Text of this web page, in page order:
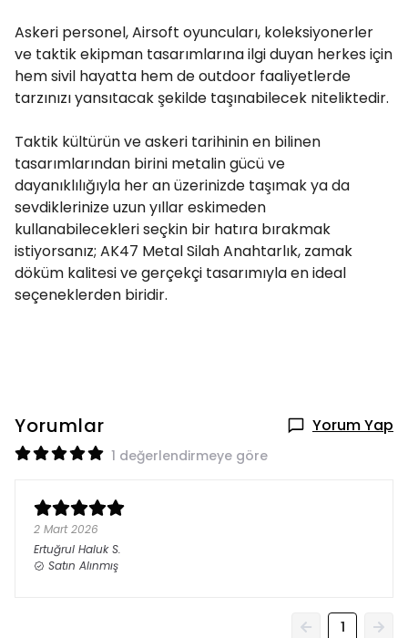
Askeri personel, Airsoft oyuncuları, koleksiyonerler
ve taktik ekipman tasarımlarına ilgi duyan herkes için
hem sivil hayatta hem de outdoor faaliyetlerde
tarzınızı yansıtacak şekilde taşınabilecek niteliktedir.
Taktik kültürün ve askeri tarihinin en bilinen
tasarımlarından birini metalin gücü ve
dayanıklılığıyla her an üzerinizde taşımak ya da
sevdiklerinize uzun yıllar eskimeden
kullanabilecekleri seçkin bir hatıra bırakmak
istiyorsanız; AK47 Metal Silah Anahtarlık, zamak
döküm kalitesi ve gerçekçi tasarımıyla en ideal
seçeneklerden biridir.
Yorumlar Yorum Yap
1 değerlendirmeye göre
2 Mart 2026
Ertuğrul Haluk S.
Satın Alınmış
1